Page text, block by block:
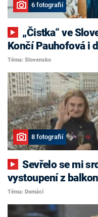
6 fotografií
Končí Pauhofová i
Téma: Slovensko
8 fotografií
Sevřelo se mi srdce, vzpomíná Kubišová na
vystoupení z
Téma: Domácí